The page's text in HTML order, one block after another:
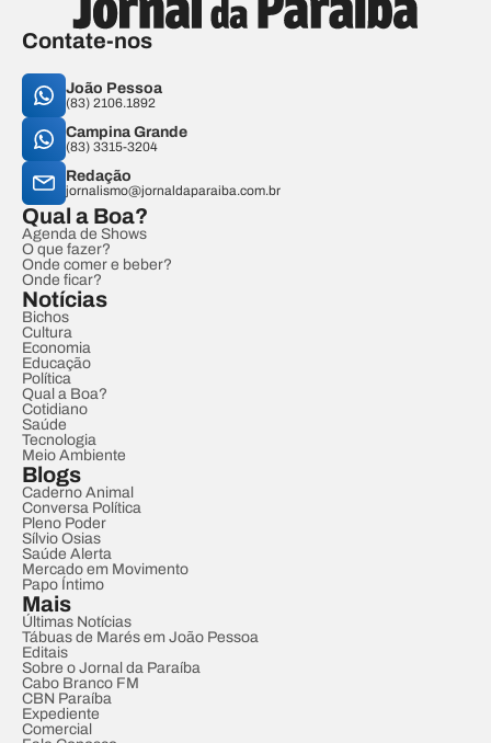
Contate-nos
João Pessoa
(83) 2106.1892
Campina Grande
(83) 3315-3204
Redação
jornalismo@jornaldaparaiba.com.br
Qual a Boa?
Agenda de Shows
O que fazer?
Onde comer e beber?
Onde ficar?
Notícias
Bichos
Cultura
Economia
Educação
Política
Qual a Boa?
Cotidiano
Saúde
Tecnologia
Meio Ambiente
Blogs
Caderno Animal
Conversa Política
Pleno Poder
Sílvio Osias
Saúde Alerta
Mercado em Movimento
Papo Íntimo
Mais
Últimas Notícias
Tábuas de Marés em João Pessoa
Editais
Sobre o Jornal da Paraíba
Cabo Branco FM
CBN Paraíba
Expediente
Comercial